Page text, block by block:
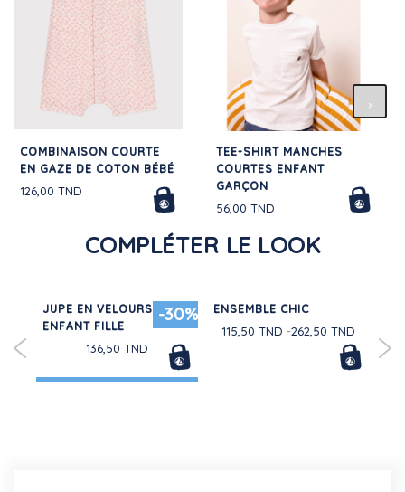
COMBINAISON COURTE
EN GAZE DE COTON BÉBÉ
126,00 TND
TEE-SHIRT MANCHES
COURTES ENFANT
GARÇON
56,00 TND
COMPLÉTER LE LOOK
-30%
JUPE EN VELOURS
ENFANT FILLE
136,50 TND
ENSEMBLE CHIC
115,50 TND 262,50 TND